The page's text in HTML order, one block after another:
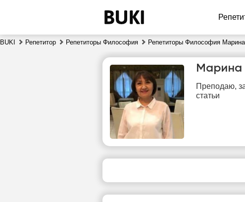
BUKI Репетитор Репетиторы Философия Репетиторы Философия
Марина
Преподаю,
статьи
чт
6
7
свободных
12:30